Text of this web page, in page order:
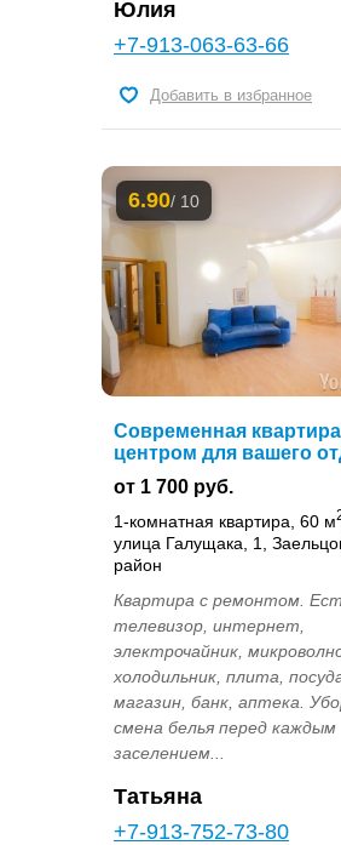
Юлия
+7-913-063-63-66
Добавить в избранное
6.90/ 10
Современная
центром для вашего
от 1 700 руб.
1-комнатная квартира, 60 м
улица Галущака, 1,
район
Квартира с ремонтом.
телевизор, интернет,
электрочайник,
холодильник, плита,
магазин, банк, аптека.
смена белья перед каждым
заселением...
Татьяна
+7-913-752-73-80